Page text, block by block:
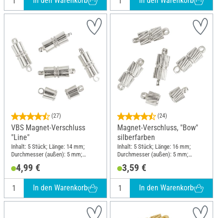
(27)
VBS Magnet-Verschluss
"Line"
Inhalt: 5 Stück; Länge: 14 mm;
Durchmesser (außen): 5 mm;
4,99 €
In den Warenkorb
(24)
Magnet-Verschluss, "Bow"
silberfarben
Inhalt: 5 Stück; Länge: 16 mm;
Durchmesser (außen): 5 mm;
3,59 €
In den Warenkorb